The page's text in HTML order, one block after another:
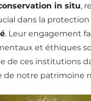
in situ,
dans la protection
. Leur engagement
et éthiques
de ces institutions
de notre patrimoine